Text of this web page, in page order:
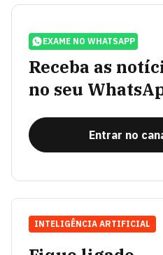
EXAME NO WHATSAPP
Receba as
no seu
Entrar no
INTELIGÊNCIA ARTIFICIAL